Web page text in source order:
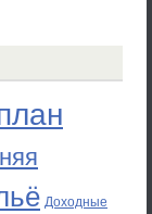
Доходные